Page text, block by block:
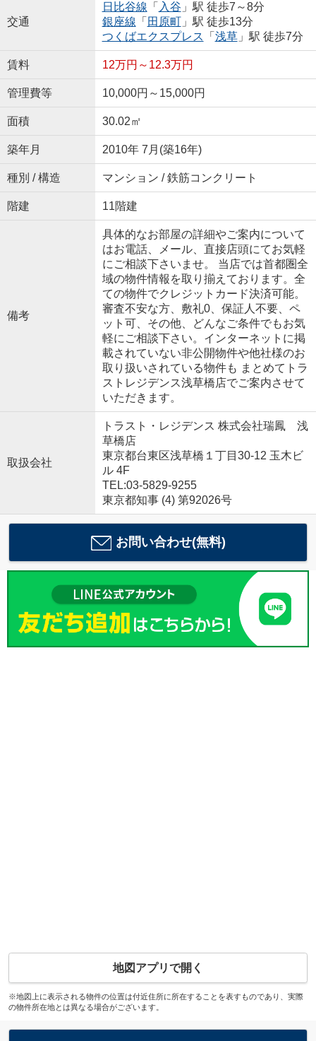
交通
日比谷線 「 入谷 」駅 徒歩7～8分
銀座線 「 田原町」駅 徒歩13分
つくばエクスプレス 「 浅草」駅 徒歩7分
賃料 12万円～12.3万円
管理費等 10,000円～15,000円
面積 30.02㎡
築年月 2010年 7月(築16年)
種別 / 構造 マンション / 鉄筋コンクリート
階建 11階建
備考
具体的なお部屋の詳細やご案内について
はお電話、メール、直接店頭にてお気軽
にご相談下さいませ。 当店では首都圏全
域の物件情報を取り揃えております。全
ての物件でクレジットカード決済可能。
審査不安な方、敷礼0、保証人不要、ペ
ット可、その他、どんなご条件でもお気
軽にご相談下さい。インターネットに掲
載されていない非公開物件や他社様のお
取り扱いされている物件も まとめてトラ
ストレジデンス浅草橋店でご案内させて
いただきます。
取扱会社
トラスト・レジデンス 株式会社瑞鳳 浅
草橋店
東京都台東区浅草橋１丁目30-12 玉木ビ
ル 4F
TEL:03-5829-9255
東京都知事 (4) 第92026号
お問い合わせ(無料)
地図アプリで開く
※地図上に表示される物件の位置は付近住所に所在することを表すものであり、実際
の物件所在地とは異なる場合がございます。